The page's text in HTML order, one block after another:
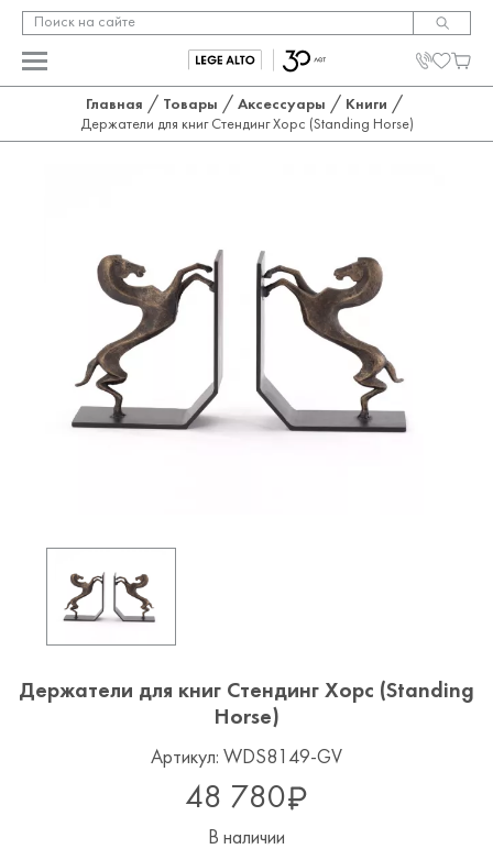
Главная / Товары / Аксессуары / Книги /
Держатели для книг Стендинг Хорс (Standing Horse)
Держатели для книг Стендинг Хорс (Standing
Horse)
Артикул: WDS8149-GV
48 780
В наличии